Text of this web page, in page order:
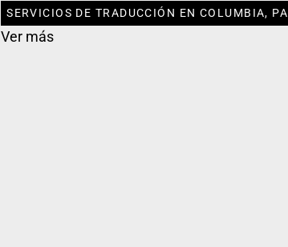
SERVICIOS DE TRADUCCIÓN EN COLUMBIA, PA
Ver más